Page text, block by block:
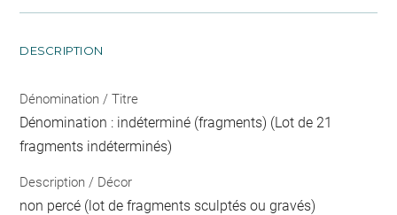
DESCRIPTION
Dénomination / Titre
Dénomination : indéterminé (fragments) (Lot de 21
fragments indéterminés)
Description / Décor
non percé (lot de fragments sculptés ou gravés)